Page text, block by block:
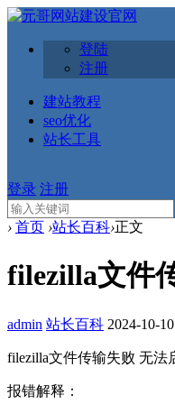
登陆
注册
建站教程
seo优化
站长工具
登录 注册
› 首页 ›站长百科›正文
filezilla文件
admin 站长百科 2024-10-
filezilla文件传输失败 无法
报错解释：